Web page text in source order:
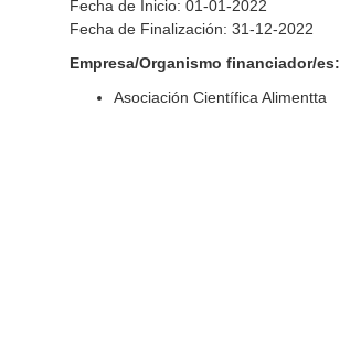
Fecha de Inicio: 01-01-2022
Fecha de Finalización: 31-12-2022
Empresa/Organismo financiador/es:
Asociación Científica Alimentta